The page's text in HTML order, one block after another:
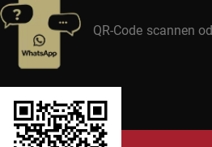
QR-Code scannen